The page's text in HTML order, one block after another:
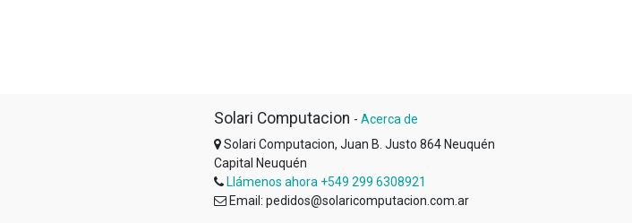
Solari Computacion - Acerca de
Solari Computacion, Juan B. Justo 864 Neuquén
Capital Neuquén
Llámenos ahora +549 299 6308921
Email: pedidos@solaricomputacion.com.ar